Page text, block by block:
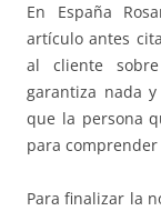
En España
artículo antes
al cliente
garantiza nada
que la persona
para comprender
Para finalizar la